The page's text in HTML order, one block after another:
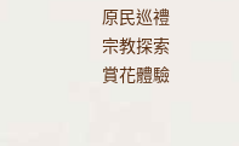
原民巡禮
宗教探索
賞花體驗